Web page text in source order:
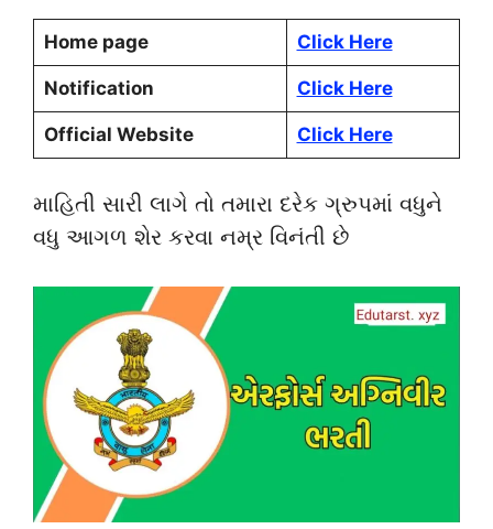
Home page Click Here
Notification Click Here
Official Website Click Here
માહિતી સારી લાગે તો તમારા દરેક ગ્રુપમાં વધુને
વધુ આગળ શેર કરવા નમ્ર વિનંતી છે